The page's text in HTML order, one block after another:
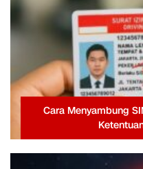
Cara Menyambung